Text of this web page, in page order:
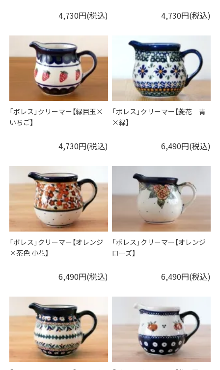
4,730円(税込) 4,730円(税込)
「ボレス」クリーマー【緑目玉×
いちご】
4,730円(税込)
「ボレス」クリーマー【菱花 青
×緑】
6,490円(税込)
「ボレス」クリーマー【オレンジ
×茶色 小花】
6,490円(税込)
「ボレス」クリーマー【オレンジ
ローズ】
6,490円(税込)